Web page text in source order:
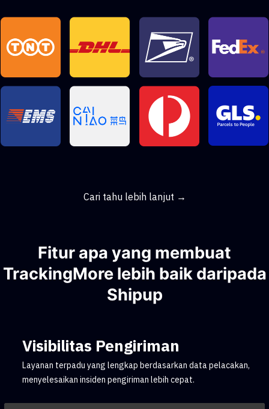
Cari tahu lebih lanjut →
Fitur apa yang membuat
TrackingMore lebih baik daripada
Shipup
Visibilitas Pengiriman
Layanan terpadu yang lengkap berdasarkan data pelacakan,
menyelesaikan insiden pengiriman lebih cepat.